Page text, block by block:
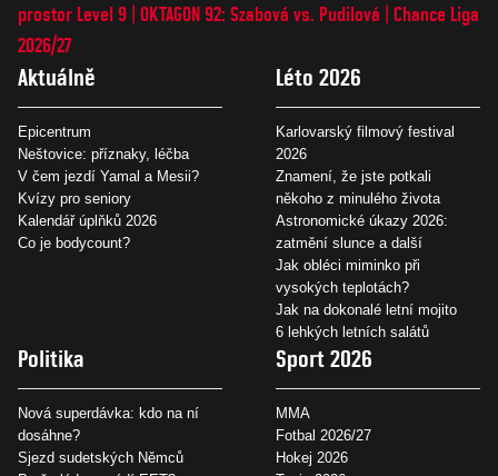
prostor Level 9 OKTAGON 92: Szabová vs. Pudilová
Chance Liga
2026/27
Aktuálně
Epicentrum
Neštovice: příznaky, léčba
V čem jezdí Yamal a Mesii?
Kvízy pro seniory
Kalendář úplňků 2026
Co je bodycount?
Léto 2026
Karlovarský filmový festival
2026
Znamení, že jste potkali
někoho z minulého života
Astronomické úkazy 2026:
zatmění slunce a další
Jak obléci miminko při
vysokých teplotách?
Jak na dokonalé letní mojito
6 lehkých letních salátů
Politika
Nová superdávka: kdo na ní
dosáhne?
Sjezd sudetských Němců
Sport 2026
MMA
Fotbal 2026/27
Hokej 2026